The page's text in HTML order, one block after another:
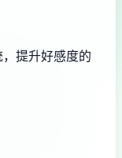
提升好感度的